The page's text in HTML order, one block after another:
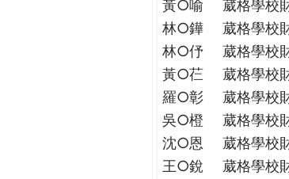
黃○喻
葳格學校
林○鏵
葳格學校
林○伃
葳格學校
黃○芢
葳格學校
羅○彰
葳格學校
吳○橙
葳格學校
沈○恩
葳格學校
王○銳
葳格學校